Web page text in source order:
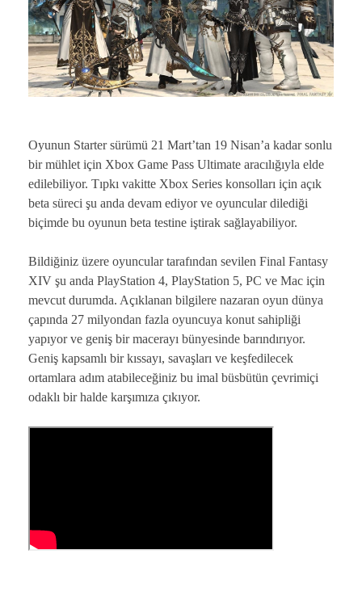
Oyunun Starter sürümü 21 Mart’tan 19 Nisan’a kadar sonlu
bir mühlet için Xbox Game Pass Ultimate aracılığıyla elde
edilebiliyor. Tıpkı vakitte Xbox Series konsolları için açık
beta süreci şu anda devam ediyor ve oyuncular dilediği
biçimde bu oyunun beta testine iştirak sağlayabiliyor.
Bildiğiniz üzere oyuncular tarafından sevilen Final Fantasy
XIV şu anda PlayStation 4, PlayStation 5, PC ve Mac için
mevcut durumda. Açıklanan bilgilere nazaran oyun dünya
çapında 27 milyondan fazla oyuncuya konut sahipliği
yapıyor ve geniş bir macerayı bünyesinde barındırıyor.
Geniş kapsamlı bir kıssayı, savaşları ve keşfedilecek
ortamlara adım atabileceğiniz bu imal büsbütün çevrimiçi
odaklı bir halde karşımıza çıkıyor.